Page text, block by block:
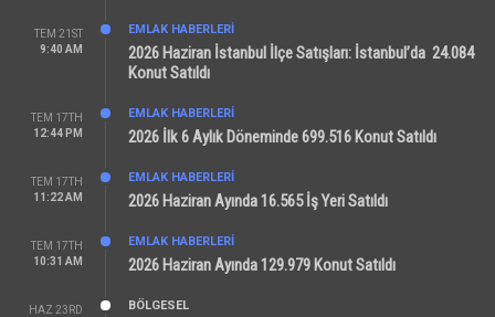
TEM 21ST
9:40 AM
EMLAK HABERLERI
2026 Haziran İstanbul İlçe Satışları: İstanbul’da 24.084
Konut Satıldı
TEM 17TH
12:44 PM
EMLAK HABERLERI
2026 İlk 6 Aylık Döneminde 699.516 Konut Satıldı
TEM 17TH
11:22 AM
EMLAK HABERLERI
2026 Haziran Ayında 16.565 İş Yeri Satıldı
TEM 17TH
10:31 AM
EMLAK HABERLERI
2026 Haziran Ayında 129.979 Konut Satıldı
HAZ 23RD
BÖLGESEL